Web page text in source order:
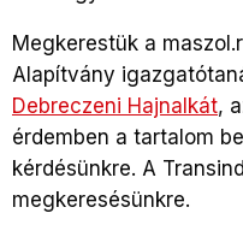
Megkerestük a
Alapítvány
Debreczeni Hajnalkát,
érdemben a tartalom
kérdésünkre. A
megkeresésünkre.